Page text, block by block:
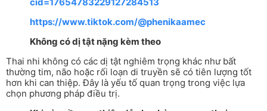
https://www.tiktok.com/@phenikaamec
Không có dị tật nặng kèm theo
Thai nhi không có các dị tật nghiêm trọng khác như bất
thường tim, não hoặc rối loạn di truyền sẽ có tiên lượng tốt
hơn khi can thiệp. Đây là yếu tố quan trọng trong việc lựa
chọn phương pháp điều trị.